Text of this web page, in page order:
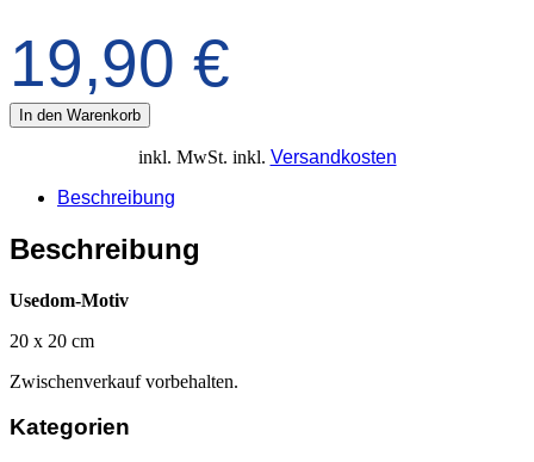
19,90 €
In den Warenkorb
inkl. MwSt. inkl. Versandkosten
Beschreibung
Beschreibung
Usedom-Motiv
20 x 20 cm
Zwischenverkauf vorbehalten.
Kategorien